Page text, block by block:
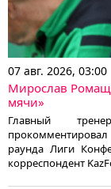
07 авг. 2026, 03:00
Мирослав
мячи»
Главный
раунда Лиги
корреспондент